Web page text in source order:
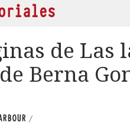
de Las
Berna
/